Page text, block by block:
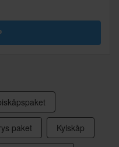
paket Kylskåp